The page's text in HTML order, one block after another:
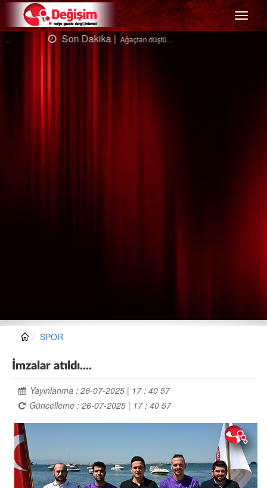
Menü
Son Dakika |Ağaçtan düştü…
SPOR
İmzalar atıldı....
Yayınlanma : 26-07-2025 | 17 : 40 57
Güncelleme : 26-07-2025 | 17 : 40 57